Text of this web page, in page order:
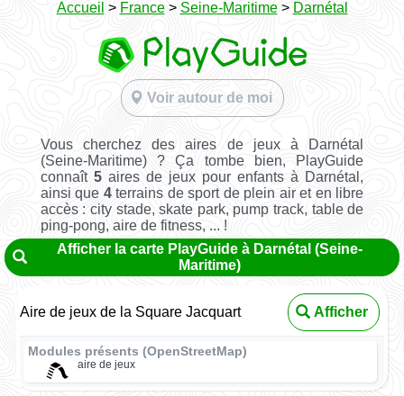
Accueil > France> Seine-Maritime> Darnétal
Voir autour de moi
Vous cherchez des aires de jeux à Darnétal
(Seine-Maritime) ? Ça tombe bien, PlayGuide
connaît 5aires de jeux pour enfants à Darnétal,
ainsi que 4terrains de sport de plein air et en libre
accès : city stade, skate park, pump track, table de
ping-pong, aire de fitness, ... !
Afficher la carte PlayGuide à Darnétal (Seine-
Maritime)
Aire de jeux de la Square Jacquart Afficher
Modules présents (OpenStreetMap)
aire de jeux